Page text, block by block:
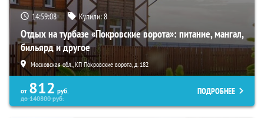
14:59:06 Купили:8
Отдых на турбазе «Покровские ворота»: питание, мангал,
бильярд и другое
Московская обл., КП Покровские ворота, д. 182
от 812 руб.
до140800руб.
ПОДРОБНЕЕ